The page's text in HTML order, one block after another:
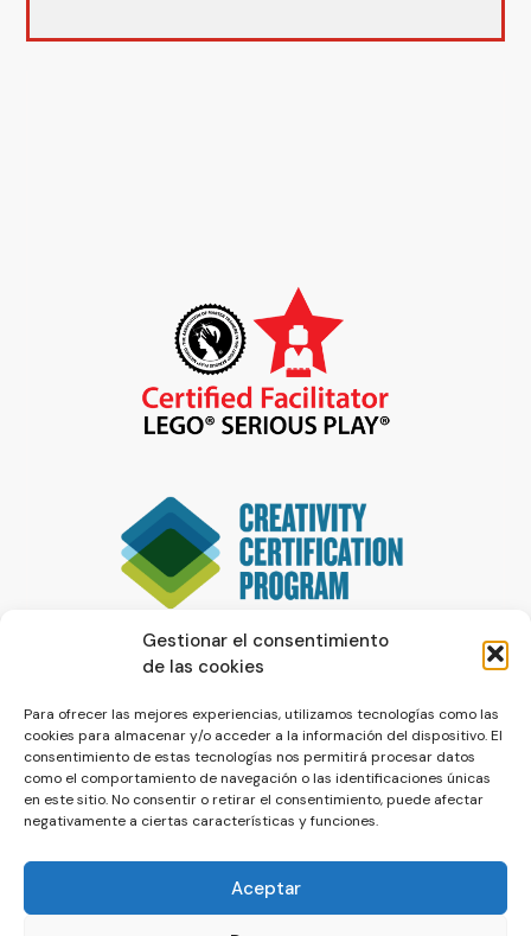
Gestionar el consentimiento
de las cookies
Para ofrecer las mejores experiencias, utilizamos tecnologías como las
cookies para almacenar y/o acceder a la información del dispositivo. El
consentimiento de estas tecnologías nos permitirá procesar datos
como el comportamiento de navegación o las identificaciones únicas
en este sitio. No consentir o retirar el consentimiento, puede afectar
negativamente a ciertas características y funciones.
Aceptar